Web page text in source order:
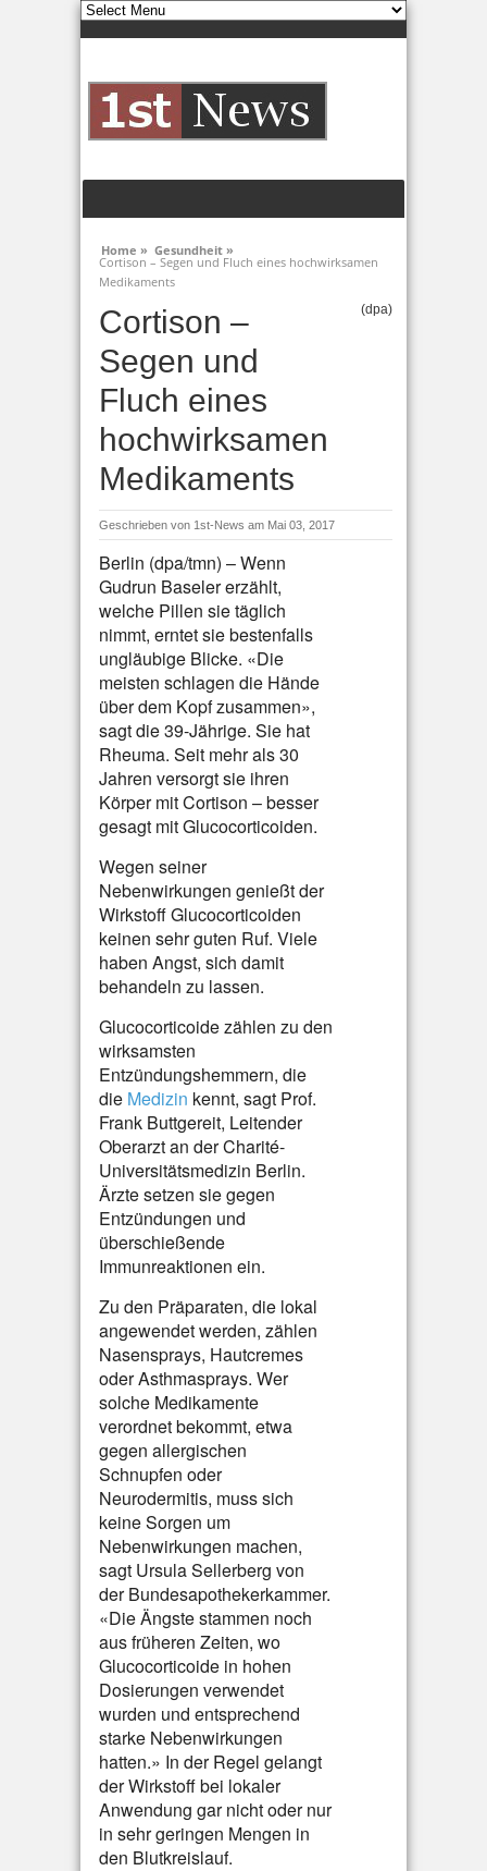
Home » Gesundheit »
Cortison – Segen und Fluch eines hochwirksamen
Medikaments
Cortison –
Segen und
Fluch eines
hochwirksamen
Medikaments
(dpa)
Geschrieben von 1st-News am Mai 03, 2017
Berlin (dpa/tmn) – Wenn
Gudrun Baseler erzählt,
welche Pillen sie täglich
nimmt, erntet sie bestenfalls
ungläubige Blicke. «Die
meisten schlagen die Hände
über dem Kopf zusammen»,
sagt die 39-Jährige. Sie hat
Rheuma. Seit mehr als 30
Jahren versorgt sie ihren
Körper mit Cortison – besser
gesagt mit Glucocorticoiden.
Wegen seiner
Nebenwirkungen genießt der
Wirkstoff Glucocorticoiden
keinen sehr guten Ruf. Viele
haben Angst, sich damit
behandeln zu lassen.
Glucocorticoide zählen zu den
wirksamsten
Entzündungshemmern, die
die Medizin kennt, sagt Prof.
Frank Buttgereit, Leitender
Oberarzt an der Charité-
Universitätsmedizin Berlin.
Ärzte setzen sie gegen
Entzündungen und
überschießende
Immunreaktionen ein.
Zu den Präparaten, die lokal
angewendet werden, zählen
Nasensprays, Hautcremes
oder Asthmasprays. Wer
solche Medikamente
verordnet bekommt, etwa
gegen allergischen
Schnupfen oder
Neurodermitis, muss sich
keine Sorgen um
Nebenwirkungen machen,
sagt Ursula Sellerberg von
der Bundesapothekerkammer.
«Die Ängste stammen noch
aus früheren Zeiten, wo
Glucocorticoide in hohen
Dosierungen verwendet
wurden und entsprechend
starke Nebenwirkungen
hatten.» In der Regel gelangt
der Wirkstoff bei lokaler
Anwendung gar nicht oder nur
in sehr geringen Mengen in
den Blutkreislauf.